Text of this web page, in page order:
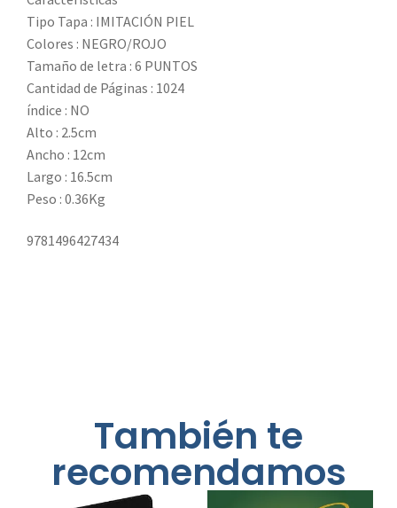
Tipo Tapa : IMITACIÓN PIEL
Colores : NEGRO/ROJO
Tamaño de letra : 6 PUNTOS
Cantidad de Páginas : 1024
índice : NO
Alto : 2.5cm
Ancho : 12cm
Largo : 16.5cm
Peso : 0.36Kg
9781496427434
También te
recomendamos